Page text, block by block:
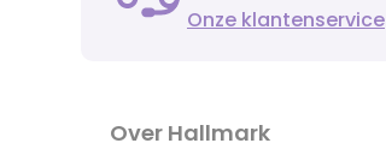
Onze klantenservice
Over Hallmark